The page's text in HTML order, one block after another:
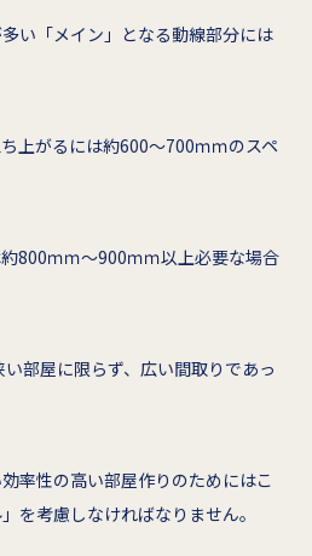
い「メイン」となる動線部分には
上がるには約600～700ｍｍのスペ
800ｍｍ～900ｍｍ以上必要な場合
部屋に限らず、広い間取りであっ
率性の高い部屋作りのためにはこ
を考慮しなければなりません。